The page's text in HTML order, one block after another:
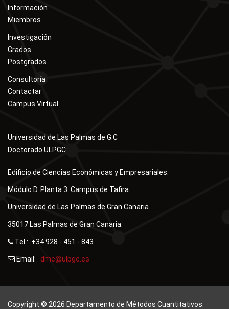
Información
Miembros
Investigación
Grados
Postgrados
Consultoría
Contactar
Campus Virtual
Universidad de Las Palmas de G.C
Doctorado ULPGC
Edificio de Ciencias Económicas y Empresariales.
Módulo D. Planta 3. Campus de Tafira.
Universidad de Las Palmas de Gran Canaria.
35017 Las Palmas de Gran Canaria.
Tel.: +34 928 - 451 - 843
Email: dmc@ulpgc.es
Copyright © 2026 Departamento de Métodos Cuantitativos.